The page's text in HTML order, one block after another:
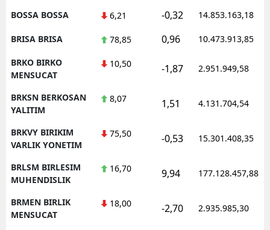
BOSSA BOSSA 6,21 -0,32 14.853.163,18
BRISA BRISA 78,85 0,96 10.473.913,85
BRKO BIRKO
MENSUCAT
10,50 -1,87 2.951.949,58
BRKSN BERKOSAN
YALITIM
8,07 1,51 4.131.704,54
BRKVY BIRIKIM
VARLIK YONETIM
75,50 -0,53 15.301.408,35
BRLSM BIRLESIM
MUHENDISLIK
16,70 9,94 177.128.457,88
BRMEN BIRLIK
MENSUCAT
18,00 -2,70 2.935.985,30